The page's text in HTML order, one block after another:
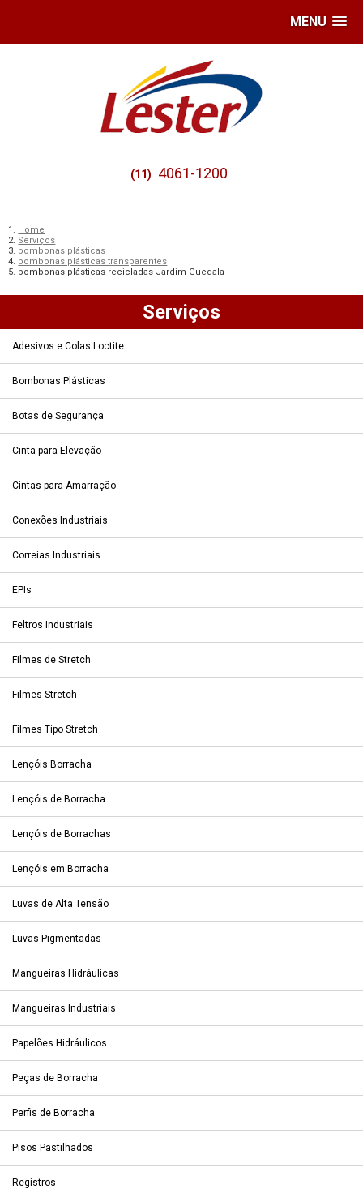
MENU
(11) 4061-1200
Home
Serviços
bombonas plásticas
bombonas plásticas transparentes
bombonas plásticas recicladas Jardim Guedala
Serviços
Adesivos e Colas Loctite
Bombonas Plásticas
Botas de Segurança
Cinta para Elevação
Cintas para Amarração
Conexões Industriais
Correias Industriais
EPIs
Feltros Industriais
Filmes de Stretch
Filmes Stretch
Filmes Tipo Stretch
Lençóis Borracha
Lençóis de Borracha
Lençóis de Borrachas
Lençóis em Borracha
Luvas de Alta Tensão
Luvas Pigmentadas
Mangueiras Hidráulicas
Mangueiras Industriais
Papelões Hidráulicos
Peças de Borracha
Perfis de Borracha
Pisos Pastilhados
Registros